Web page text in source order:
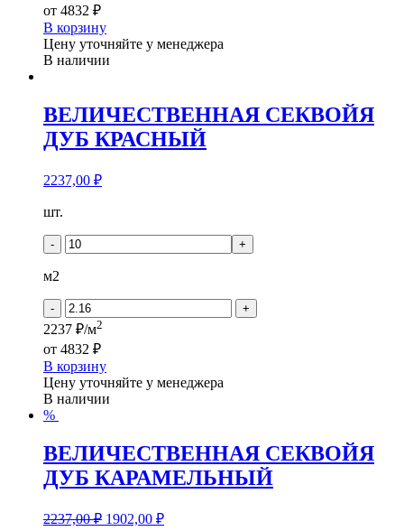
от 4832 ₽
В корзину
Цену уточняйте у менеджера
В наличии
ВЕЛИЧЕСТВЕННАЯ СЕКВОЙЯ
ДУБ КРАСНЫЙ
2237,00 ₽
Количество
ВЕЛИЧЕСТВЕННАЯ
ДУБ
шт.
- +
м2
- +
2237 ₽/м2
от 4832 ₽
В корзину
Цену уточняйте у менеджера
В наличии
%
ВЕЛИЧЕСТВЕННАЯ СЕКВОЙЯ
ДУБ КАРАМЕЛЬНЫЙ
2237,00₽ 1902,00 ₽